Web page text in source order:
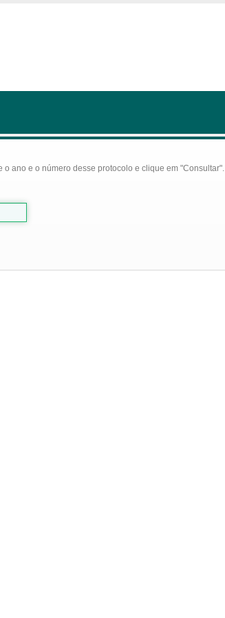
o ano e o número desse protocolo e clique em "Consultar".